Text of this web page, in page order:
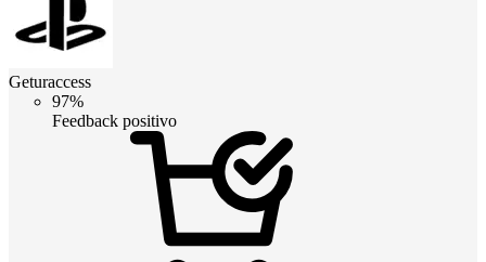
Geturaccess
97%
Feedback positivo